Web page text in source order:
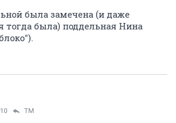
была замечена (и даже
тогда была) поддельная Нина
TM